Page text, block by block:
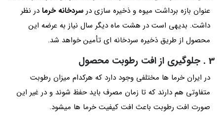
عنوان بازه برداشت میوه و ذخیره سازی در سردخانه خرما در نظر
داشت. بدیهی است در هشت ماه دیگر سال نیاز به عرضه این
محصول از طریق ذخیره سردخانه ای تأمین خواهد شد.
3 . جلوگیری از افت رطوبت محصول
در ایران خرما ها مختلفی وجود دارد که هرکدام میزان رطوبت
متفاوتی هم دارند که تا زمان مصرف باید حفظ شوند و در غیر این
صورت افت رطوبت باعث افت کیفیت خرما ها میشود.